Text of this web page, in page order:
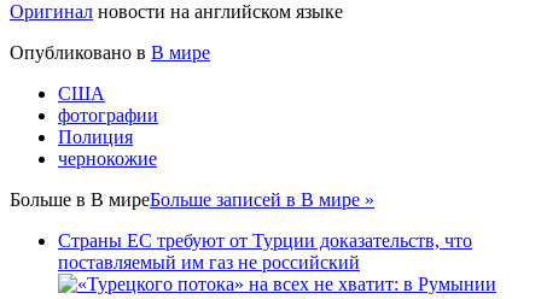
Оригинал новости на английском языке
Опубликовано в В мире
США
фотографии
Полиция
чернокожие
Больше в В миреБольше записей в В мире »
Страны ЕС требуют от Турции доказательств, что
поставляемый им газ не российский